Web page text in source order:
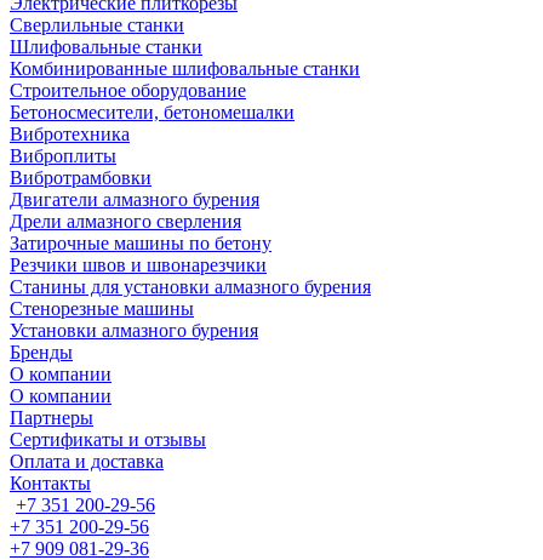
Сверлильные станки
Шлифовальные станки
Комбинированные шлифовальные станки
Строительное оборудование
Бетоносмесители, бетономешалки
Вибротехника
Виброплиты
Вибротрамбовки
Двигатели алмазного бурения
Дрели алмазного сверления
Затирочные машины по бетону
Резчики швов и швонарезчики
Станины для установки алмазного бурения
Стенорезные машины
Установки алмазного бурения
Бренды
О компании
О компании
Партнеры
Cертификаты и отзывы
Оплата и доставка
Контакты
+7 351 200-29-56
+7 351 200-29-56
+7 909 081-29-36